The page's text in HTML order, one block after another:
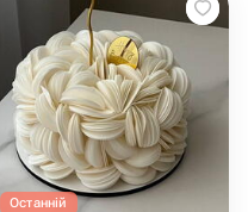
Останній